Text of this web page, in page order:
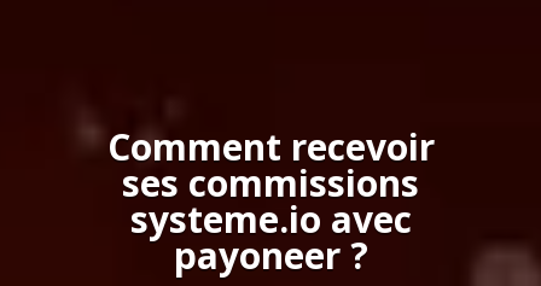
Comment recevoir
ses commissions
systeme.io avec
payoneer ?